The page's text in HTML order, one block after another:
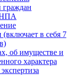
НПА
в себя 7
об имуществе и
характера